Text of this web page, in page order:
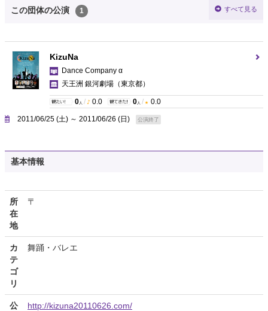
この団体の公演 1 すべて見る
KizuNa
Dance Company α
天王洲 銀河劇場 （東京都）
0 人 / 0.0 0 人 / 0.0
2011/06/25 (土) ～ 2011/06/26 (日) 公演終了
基本情報
所
在
地
〒
カ
テ
ゴ
リ
舞踊・バレエ
公
http://kizuna20110626.com/